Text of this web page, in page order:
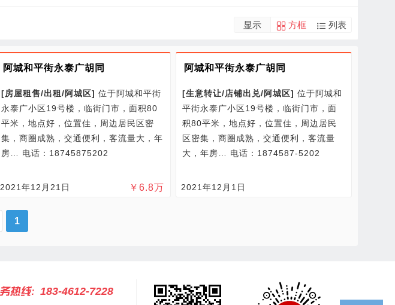
显示 方框 列表
阿城和平街永泰广胡同
[房屋租售/出租/阿城区] 位于阿城和平街
永泰广小区19号楼，临街门市，面积80
平米，地点好，位置佳，周边居民区密
集，商圈成熟，交通便利，客流量大，年
房… 电话：18745875202
￥ 6.8万
2021年12月21日
阿城和平街永泰广胡同
[生意转让/店铺出兑/阿城区] 位于阿城和
平街永泰广小区19号楼，临街门市，面
积80平米，地点好，位置佳，周边居民
区密集，商圈成熟，交通便利，客流量
大，年房… 电话：1874587-5202
2021年12月1日
1
183-4612-7228